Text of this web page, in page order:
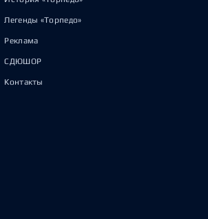
Легенды «Торпедо»
Реклама
СДЮШОР
Контакты